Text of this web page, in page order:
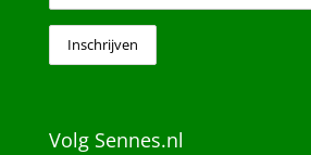
Volg Sennes.nl